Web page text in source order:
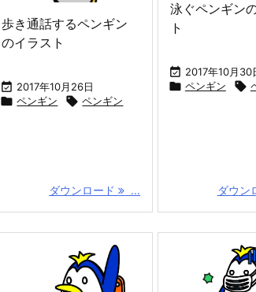
歩き通話するペンギン
のイラスト
 2017年10月26日
 ペンギン  ペンギン
ダウンロード ...
泳ぐペンギン
ト
 2017年10月30
 ペンギン 
ダウン